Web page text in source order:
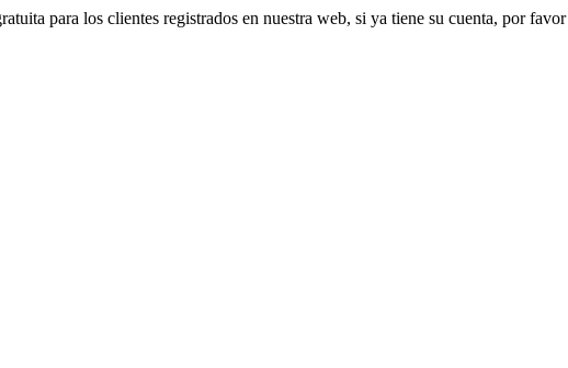
para los clientes registrados en nuestra web, si ya tiene su cuenta, por favor